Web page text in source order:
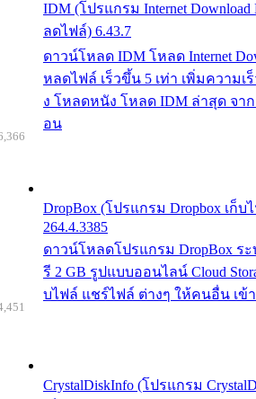
IDM (โปรแกรม Internet
ลดไฟล์) 6.43.7
ดาวน์โหลด IDM โหลด Internet
หลดไฟล์ เร็วขึ้น 5 เท่า เพิ่มความเ
ง โหลดหนัง โหลด IDM ล่าสุด จาก
อน
DropBox (โปรแกรม Dropbox เก็
264.4.3385
ดาวน์โหลดโปรแกรม DropBox ร
รี 2 GB รูปแบบออนไลน์ Cloud
บไฟล์ แชร์ไฟล์ ต่างๆ ให้คนอื่น เข้
CrystalDiskInfo (โปรแกรม